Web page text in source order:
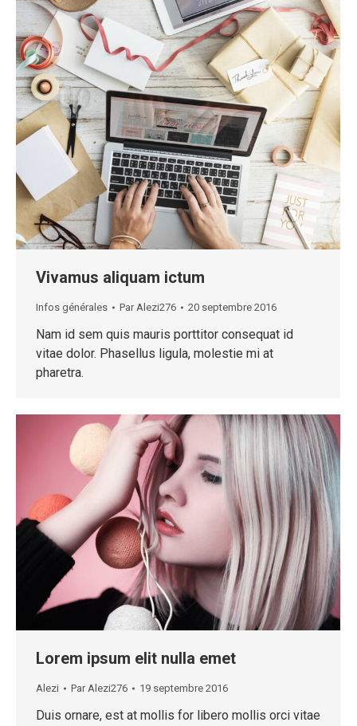
Vivamus aliquam ictum
Infos générales ParAlezi276 20 septembre 2016
Nam id sem quis mauris porttitor consequat id
vitae dolor. Phasellus ligula, molestie mi at
pharetra.
Lorem ipsum elit nulla emet
Alezi ParAlezi276 19 septembre 2016
Duis ornare, est at mollis for libero mollis orci vitae